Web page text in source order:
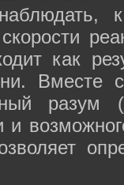
как
Вместе
разум
и